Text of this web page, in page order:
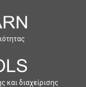
και διαχείρισης